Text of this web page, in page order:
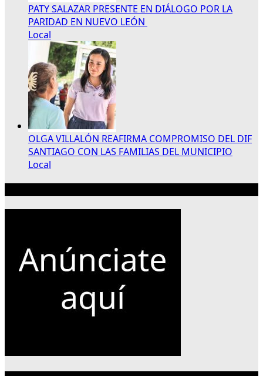
PATY SALAZAR PRESENTE EN DIÁLOGO POR LA
PARIDAD EN NUEVO LEÓN
Local
OLGA VILLALÓN REAFIRMA COMPROMISO DEL DIF
SANTIAGO CON LAS FAMILIAS DEL MUNICIPIO
Local